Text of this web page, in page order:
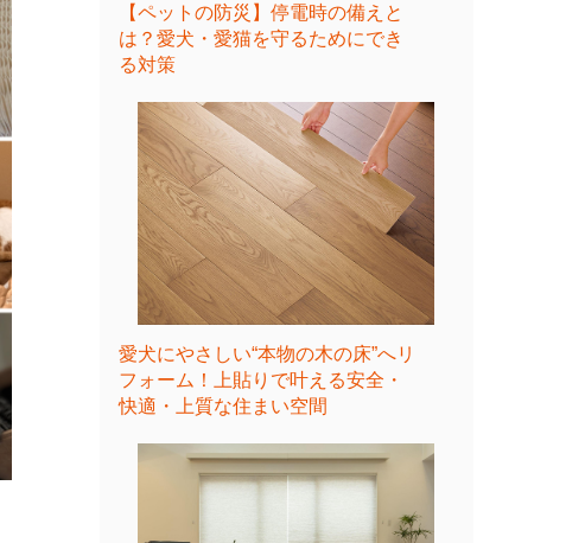
【ペットの防災】停電時の備えと
は？愛犬・愛猫を守るためにでき
る対策
愛犬にやさしい“本物の木の床”へリ
フォーム！上貼りで叶える安全・
快適・上質な住まい空間